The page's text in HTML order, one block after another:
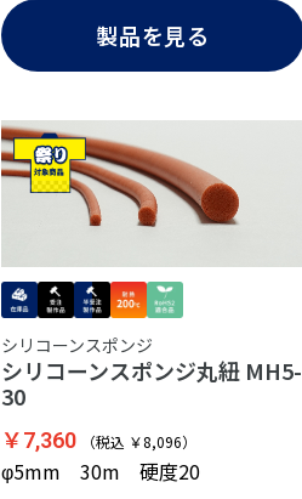
製品を見る
シリコーンスポンジ
シリコーンスポンジ丸紐 MH5-
30
￥7,360 （税込 ￥8,096）
φ5mm 30m 硬度20